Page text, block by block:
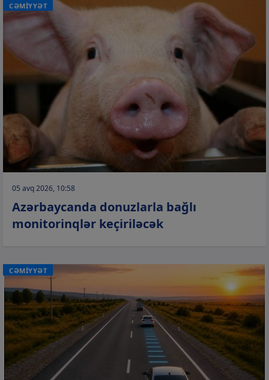
CƏMİYYƏT
05 avq 2026, 10:58
Azərbaycanda donuzlarla bağlı
monitorinqlər keçiriləcək
CƏMİYYƏT